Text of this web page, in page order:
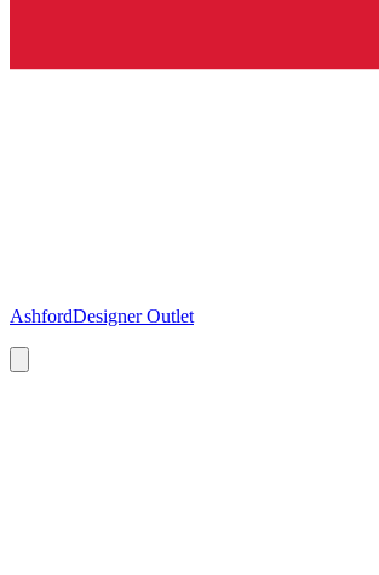
AshfordDesigner Outlet